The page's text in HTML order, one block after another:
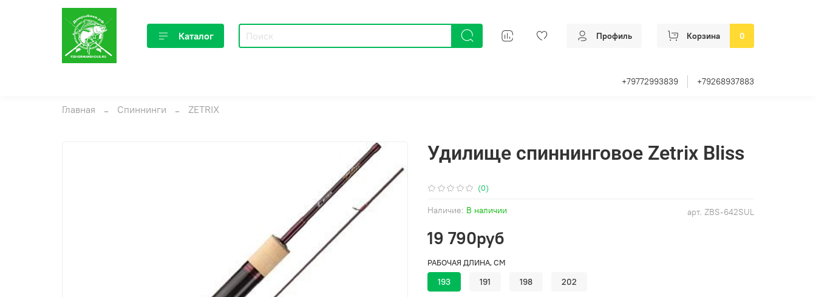
Каталог Профиль Корзина 0
+79772993839 +79268937883
Главная Спиннинги ZETRIX
(0)
арт. ZBS-642SUL
Наличие: В наличии
Удилище спиннинговое Zetrix Bliss
19 790руб
РАБОЧАЯ ДЛИНА, СМ
193 191 198 202